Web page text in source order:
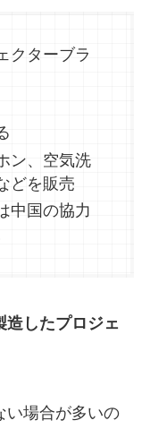
クターブラ
ン、空気洗
どを販売
中国の協力
造したプロジェ
い場合が多いの